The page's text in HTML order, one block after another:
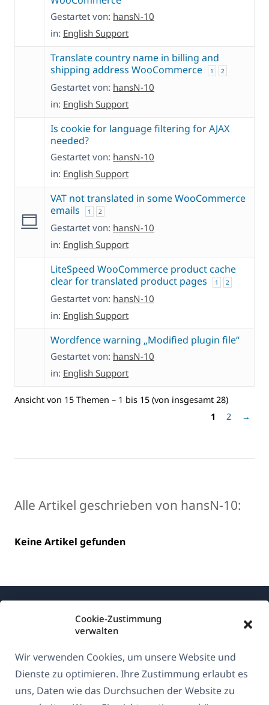
Cookie-Zustimmung
verwalten
Wir verwenden Cookies, um unsere Website und
Dienste zu optimieren. Ihre Zustimmung erlaubt es
uns, Daten wie das Durchsuchen der Website zu
Gestartet von: hansN-10
in: English Support
Translate country name in billing and
shipping address WooCommerce
1 2
Gestartet von: hansN-10
in: English Support
Is cookie for language filtering for AJAX
needed?
Gestartet von: hansN-10
in: English Support
VAT not translated in some WooCommerce
emails
1 2
Gestartet von: hansN-10
in: English Support
LiteSpeed WooCommerce product cache
clear for translated product pages
1 2
Gestartet von: hansN-10
in: English Support
Wordfence warning „Modified plugin file“
Gestartet von: hansN-10
in: English Support
Ansicht von 15 Themen – 1 bis 15 (von insgesamt 28)
1
2 →
Alle Artikel geschrieben von hansN-10:
Keine Artikel gefunden
Über WPML
DSGVO & Datenschutzrichtlinie